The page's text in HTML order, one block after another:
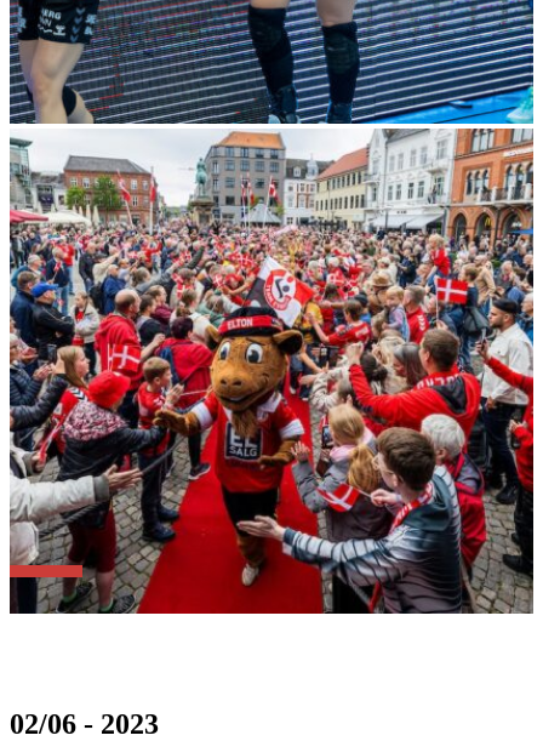
02/06 - 2023